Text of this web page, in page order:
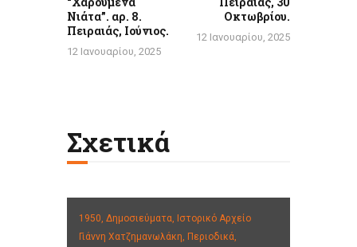
Νιάτα”. αρ. 8.
Πειραιάς, Ιούνιος.
12 Ιανουαρίου, 2025
Οκτωβρίου.
12 Ιανουαρίου, 2025
Σχετικά
1950, Δημοσιεύματα, Ιστορικό Αρχείο
Γιάννη Χατζημανωλάκη, Περιοδικά,